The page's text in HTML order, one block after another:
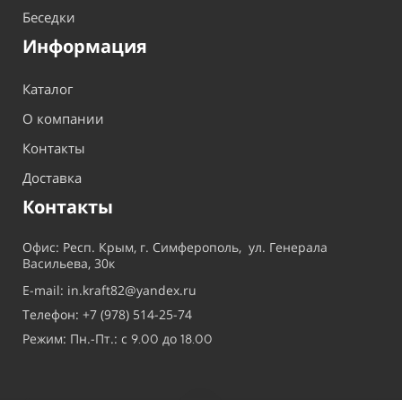
Беседки
Информация
Каталог
О компании
Контакты
Доставка
Контакты
Офис: Респ. Крым, г. Симферополь, ул. Генерала
Васильева, 30к
E-mail: in.kraft82@yandex.ru
Телефон: +7 (978) 514-25-74
Режим: Пн.-Пт.: с 9.00 до 18.00